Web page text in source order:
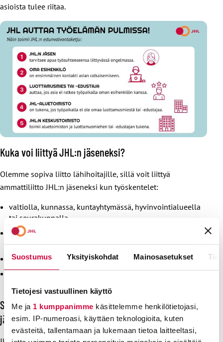
Suostumus Yksityiskohdat Mainosasetukset
Tietojesi vastuullinen käyttö
Me ja 1 kumppanimme käsittelemme henkilötietojasi,
esim. IP-numeroasi, käyttäen teknologioita, kuten
evästeitä, tallentamaan ja lukemaan tietoa laitteeltasi,
asioista tulee riitaa.
Kuka voi liittyä JHL:n jäseneksi?
Olemme sopiva liitto lähihoitajille, sillä voit liittyä
ammattiliitto JHL:n jäseneksi kun työskentelet:
valtiolla, kunnassa, kuntayhtymässä, hyvinvointialueella
tai seurakunnalla
edellä mainittujen omistamassa liikelaitoksessa tai
yhtiössä
järjestössä tai yleishyödyllisessä yhteisössä
julkiselle sektorille palveluja tuottavan yrityksessä,
Saat kattavan tarjonnan jäsenetuja, kun liityt
jäseneksemme